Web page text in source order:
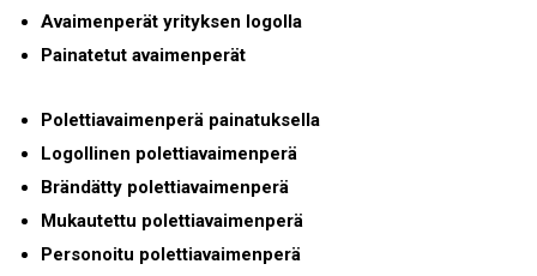
Avaimenperät yrityksen logolla
Painatetut avaimenperät
Polettiavaimenperä painatuksella
Logollinen polettiavaimenperä
Brändätty polettiavaimenperä
Mukautettu polettiavaimenperä
Personoitu polettiavaimenperä